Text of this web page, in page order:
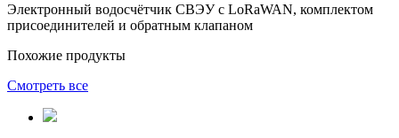
Электронный водосчётчик СВЭУ с LoRaWAN, комплектом
присоединителей и обратным клапаном
Похожие продукты
Cмотреть все